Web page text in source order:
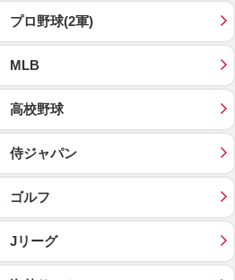
プロ野球(2軍)
MLB
高校野球
侍ジャパン
ゴルフ
Jリーグ